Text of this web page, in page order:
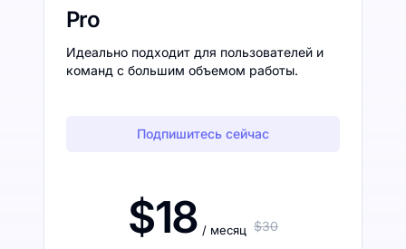
Pro
Идеально подходит для пользователей и
команд с большим объемом работы.
Подпишитесь сейчас
$18 / месяц $30